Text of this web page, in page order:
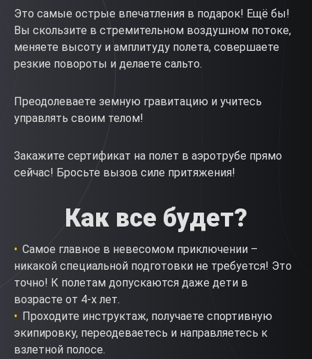
Это самые острые впечатления в подарок! Ещё бы!
Вы скользите в стремительном воздушном потоке,
меняете высоту и амплитуду полета, совершаете
резкие повороты и делаете сальто.
Преодолеваете земную гравитацию и учитесь
управлять своим телом!
Закажите сертификат на полет в аэротрубе прямо
сейчас! Бросьте вызов силе притяжения!
Как все будет?
Самое главное в невесомом приключении –
никакой специальной подготовки не требуется! Это
точно! К полетам допускаются даже дети в
возрасте от 4-х лет.
Проходите инструктаж, получаете спортивную
экипировку, переодеваетесь и направляетесь к
взлетной полосе.